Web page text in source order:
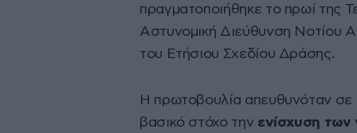
πραγματοποιήθηκε το πρωί της
Αστυνομική Διεύθυνση Νοτίου
του Ετήσιου Σχεδίου Δράσης.
Η πρωτοβουλία απευθυνόταν σε
βασικό στόχο την ενίσχυση των